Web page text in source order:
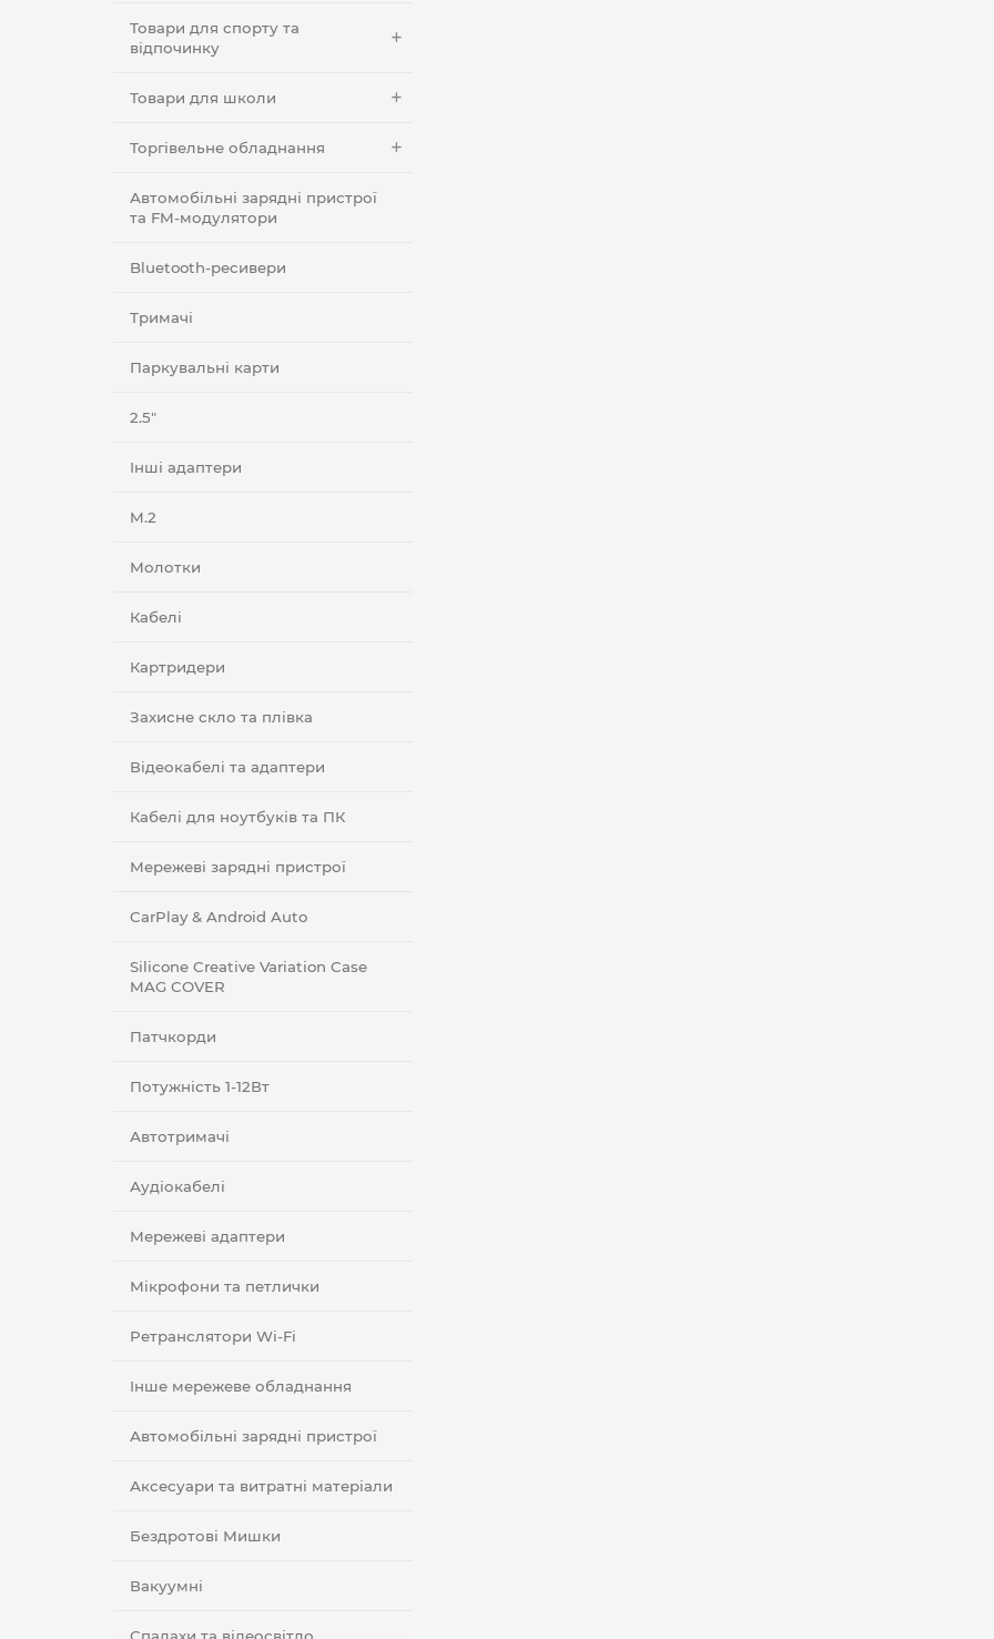
Товари для спорту та
відпочинку
Товари для школи
Торгівельне обладнання
Автомобільні зарядні пристрої
та FM-модулятори
Bluetooth-ресивери
Тримачі
Паркувальні карти
2.5"
Інші адаптери
M.2
Молотки
Кабелі
Картридери
Захисне скло та плівка
Відеокабелі та адаптери
Кабелі для ноутбуків та ПК
Мережеві зарядні пристрої
CarPlay & Android Auto
Silicone Creative Variation Case
MAG COVER
Патчкорди
Потужність 1-12Вт
Автотримачі
Аудіокабелі
Мережеві адаптери
Мікрофони та петлички
Ретранслятори Wi-Fi
Інше мережеве обладнання
Автомобільні зарядні пристрої
Аксесуари та витратні матеріали
Бездротові Мишки
Вакуумні